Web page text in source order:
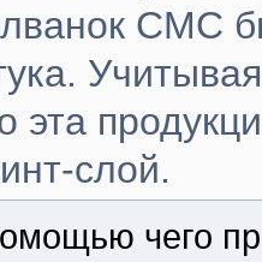
СМС
эта
слой.
чего